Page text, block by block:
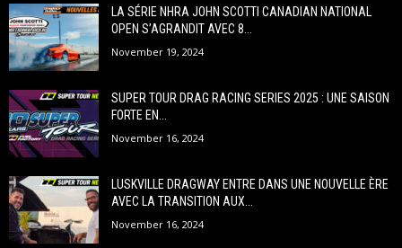
LA SÉRIE NHRA JOHN SCOTTI CANADIAN NATIONAL
OPEN S’AGRANDIT AVEC 8...
November 19, 2024
SUPER TOUR DRAG RACING SERIES 2025 : UNE SAISON
FORTE EN...
November 16, 2024
LUSKVILLE DRAGWAY ENTRE DANS UNE NOUVELLE ÈRE
AVEC LA TRANSITION AUX...
November 16, 2024